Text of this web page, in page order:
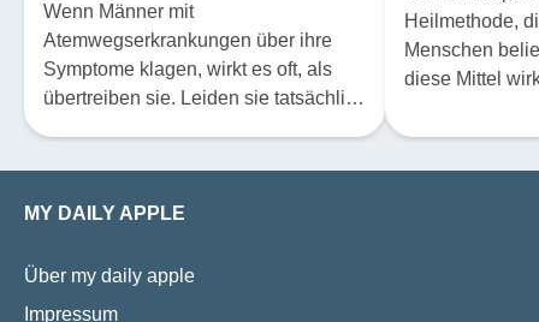
Wenn Männer mit
Atemwegserkrankungen über ihre
Symptome klagen, wirkt es oft, als
übertreiben sie. Leiden sie tatsächlich
Heilmethode,
Menschen
diese Mittel
Effekt? Der
MY DAILY APPLE
Über my daily apple
Impressum